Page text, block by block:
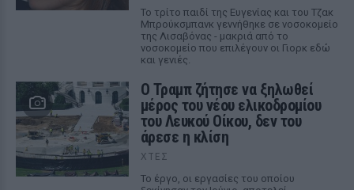
Το τρίτο παιδί της Ευγενίας και του Τζακ
Μπρούκσμπανκ γεννήθηκε σε νοσοκομείο
της Λισαβόνας - μακριά από το
νοσοκομείο που επιλέγουν οι Γιορκ εδώ
και γενιές.
Ο Τραμπ ζήτησε να ξηλωθεί
μέρος του νέου ελικοδρομίου
του Λευκού Οίκου, δεν του
άρεσε η κλίση
ΧΤΕΣ
Το έργο, οι εργασίες του οποίου